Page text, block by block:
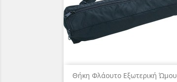
Θήκη Φλάουτο Εξωτερική Ώμου
Γρήγορη προβολή